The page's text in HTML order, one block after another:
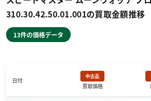
310.30.42.50.01.001の買取金額推移
13件の価格データ
日付
中古品
買取価格